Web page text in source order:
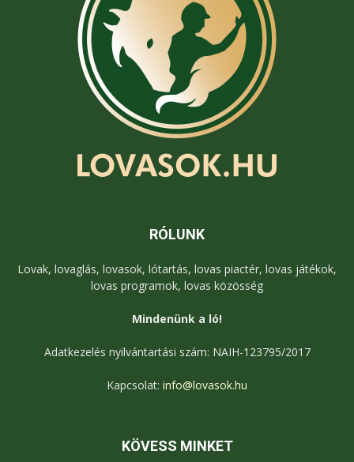
RÓLUNK
Lovak, lovaglás, lovasok, lótartás, lovas piactér, lovas játékok,
lovas programok, lovas közösség
Mindenünk a ló!
Adatkezelés nyilvántartási szám: NAIH-123795/2017
Kapcsolat: info@lovasok.hu
KÖVESS MINKET